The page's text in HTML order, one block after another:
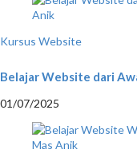
Kursus Website
Belajar Website dari
01/07/2025